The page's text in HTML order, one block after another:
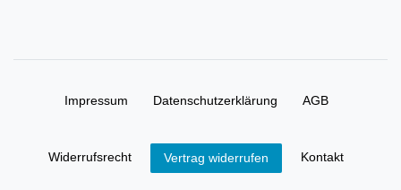
Impressum Daten­schutz­erklärung AGB
Widerrufs­recht Vertrag widerrufen Kontakt